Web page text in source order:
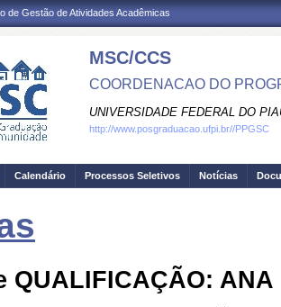
de Gestão de Atividades Acadêmicas
MSC/CCS
COORDENACAO DO
UNIVERSIDADE FEDERAL DO
http://www.posgraduacao.ufpi.br//PPGSC
Calendário Processos Seletivos Notícias
QUALIFICAÇÃO: